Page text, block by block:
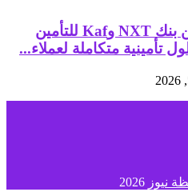
تحالف بين بنك NXT وKaf للتأمين
تأمينية متكاملة لعملاء...
نيوز